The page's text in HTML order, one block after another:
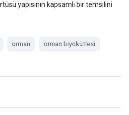
yapısının kapsamlı bir temsilini
orman orman biyokütlesi